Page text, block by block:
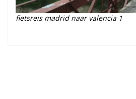
fietsreis madrid naar valencia 1